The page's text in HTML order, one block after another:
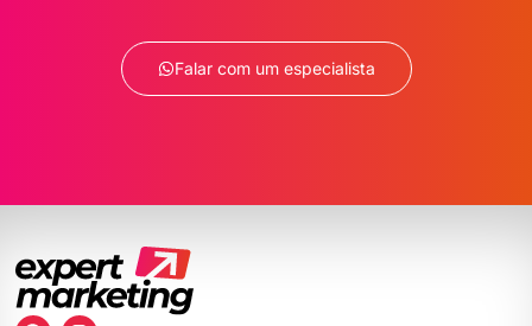
Falar com um especialista